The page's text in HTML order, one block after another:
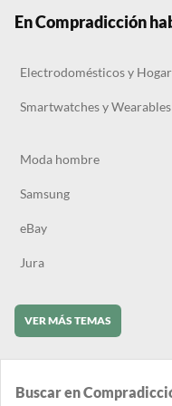
En Compradicción
Electrodomésticos y Hogar
Smartwatches y Wearables
Moda hombre
Samsung
eBay
Jura
VER MÁS TEMAS